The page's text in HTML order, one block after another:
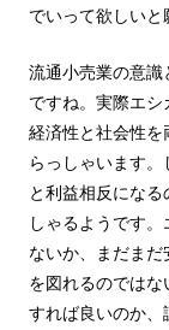
でいって欲しいと
流通小売業の意
ですね。実際エシ
経済性と社会性
らっしゃいます
と利益相反にな
しゃるようです
ないか、まだま
を図れるのでは
すれば良いのか、